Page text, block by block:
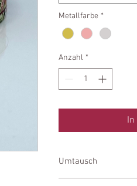
Metallfarbe *
Anzahl *
In
Umtausch